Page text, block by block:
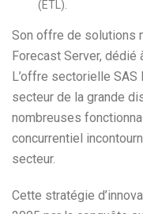
(ETL).
Son offre de solutions
Forecast Server, dédié
L’offre sectorielle
secteur de la grande
nombreuses
concurrentiel
secteur.
Cette stratégie